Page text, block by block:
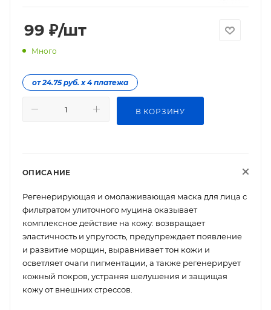
99 ₽/шт
Много
от 24.75 руб. х 4 платежа
В КОРЗИНУ
ОПИСАНИЕ
Регенерирующая и омолаживающая маска для лица с
фильтратом улиточного муцина оказывает
комплексное действие на кожу: возвращает
эластичность и упругость, предупреждает появление
и развитие морщин, выравнивает тон кожи и
осветляет очаги пигментации, а также регенерирует
кожный покров, устраняя шелушения и защищая
кожу от внешних стрессов.